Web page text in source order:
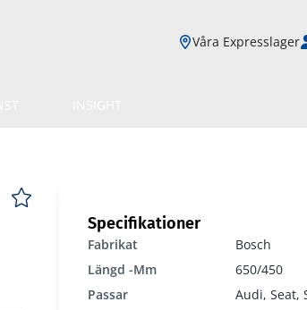
Våra Expresslager
Specifikationer
Fabrikat
Bosch
Längd -mm
650/450
Passar
Audi, Seat,